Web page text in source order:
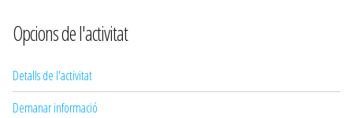
Opcions de l'activitat
Detalls de l'activitat
Demanar informació